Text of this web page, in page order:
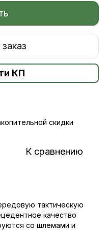
КП
скидки
К сравнению
тактическую
качество
со шлемами и